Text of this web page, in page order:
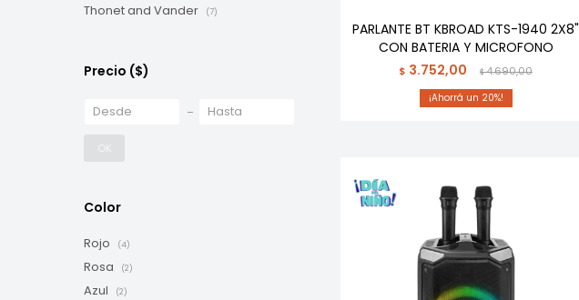
PARLANTE BT KBROAD KTS-1940 2X8"
CON BATERIA Y MICROFONO
$ 3.752,00 $4.690,00
20
Thonet and Vander (7)
Precio ($)
OK
Color
Rojo (4)
Rosa (2)
Azul (2)